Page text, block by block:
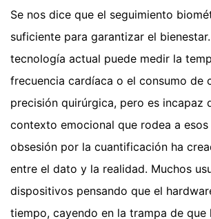
Se nos dice que el seguimiento
suficiente para garantizar el
tecnología actual puede medir la
frecuencia cardíaca o el consumo de
precisión quirúrgica, pero es incapaz
contexto emocional que rodea a esos
obsesión por la cuantificación ha
entre el dato y la realidad. Muchos
dispositivos pensando que el
tiempo, cayendo en la trampa de que